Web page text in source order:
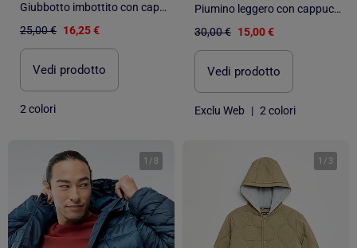
Giubbotto imbottito con cappuccio
25,00 € 16,25 €
Vedi prodotto
2 colori
Piumino leggero con cappuccio
30,00 € 15,00 €
Vedi prodotto
Exclu Web | 2 colori
1 / 8 1 / 3